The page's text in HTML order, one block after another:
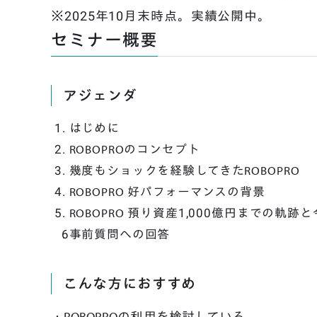
※2025年10月末時点。実績公開中。
セミナー概要
アジェンダ
はじめに
ROBOPROのコンセプト
幾度もショックを経験してきたROBOPRO
ROBOPRO 好パフォーマンスの背景
ROBOPRO 預り資産1,000億円までの軌跡と
事前質問への回答
こんな方におすすめ